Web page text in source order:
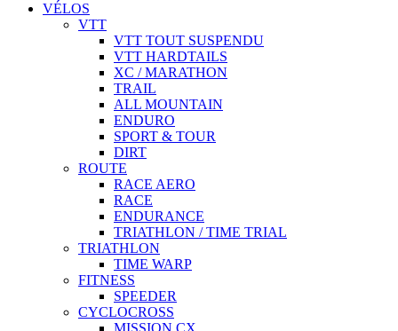
VÉLOS
VTT
VTT TOUT SUSPENDU
VTT HARDTAILS
XC / MARATHON
TRAIL
ALL MOUNTAIN
ENDURO
SPORT & TOUR
DIRT
ROUTE
RACE AERO
RACE
ENDURANCE
TRIATHLON / TIME TRIAL
TRIATHLON
TIME WARP
FITNESS
SPEEDER
CYCLOCROSS
MISSION CX